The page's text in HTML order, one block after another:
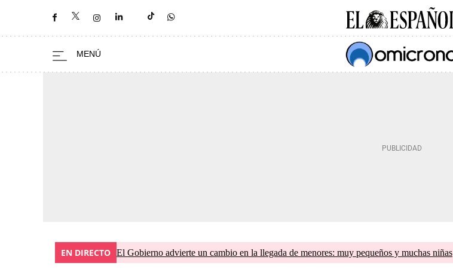
EN DIRECTO El Gobierno advierte un cambio en la llegada de menores: muy pequeños y muchas niñas